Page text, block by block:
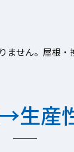
せん。屋根
生産